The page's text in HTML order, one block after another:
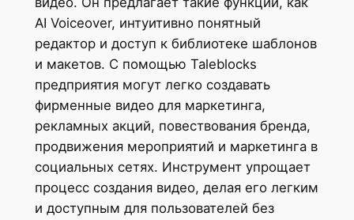
AI Voiceover, интуитивно понятный
редактор и доступ к библиотеке шаблонов
и макетов. С помощью Taleblocks
предприятия могут легко создавать
фирменные видео для маркетинга,
рекламных акций, повествования бренда,
продвижения мероприятий и маркетинга в
социальных сетях. Инструмент упрощает
процесс создания видео, делая его легким
и доступным для пользователей без